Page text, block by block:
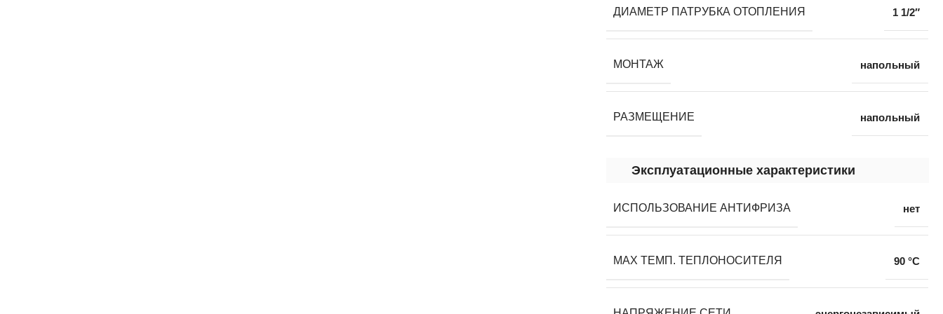
ДИАМЕТР ПАТРУБКА ОТОПЛЕНИЯ 1 1/2″
МОНТАЖ напольный
РАЗМЕЩЕНИЕ напольный
Эксплуатационные характеристики
ИСПОЛЬЗОВАНИЕ АНТИФРИЗА нет
МАХ ТЕМП. ТЕПЛОНОСИТЕЛЯ 90 °С